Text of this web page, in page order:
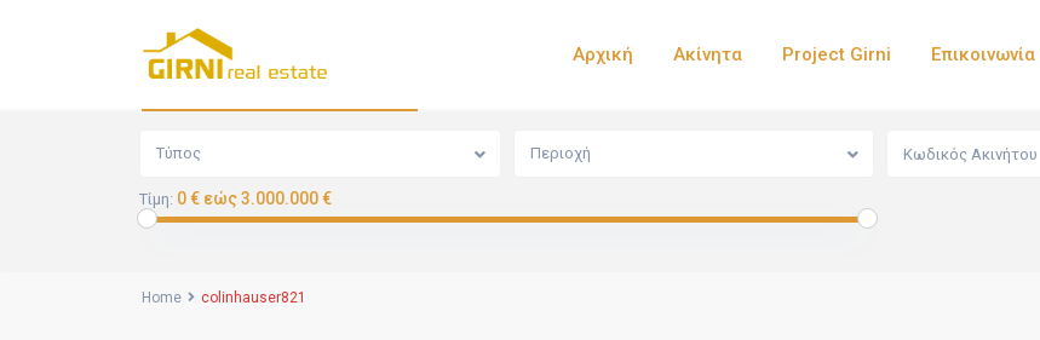
Αρχική Ακίνητα Project Girni Επικοινωνία
Τύπος Περιοχή
Τίμη: 0 € εώς 3.000.000 €
Home colinhauser821